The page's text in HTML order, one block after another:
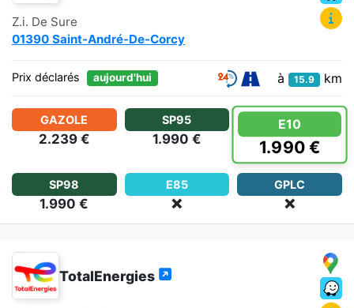
Z.i. De Sure
01390 Saint-André-De-Corcy
Prix déclarés aujourd'hui à 15.9 km
GAZOLE
2.239 €
SP95
1.990 €
E10
1.990 €
SP98
1.990 €
E85
❌
GPLC
❌
TotalEnergies